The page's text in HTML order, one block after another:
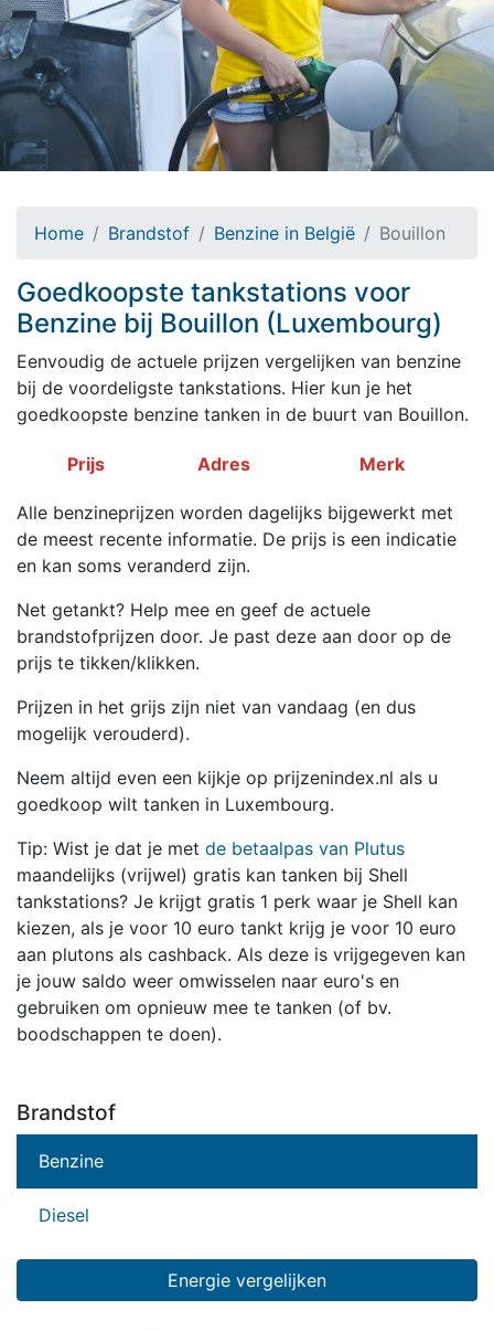
Home Brandstof Benzine in België Bouillon
Goedkoopste tankstations voor
Benzine bij Bouillon (Luxembourg)
Eenvoudig de actuele prijzen vergelijken van benzine
bij de voordeligste tankstations. Hier kun je het
goedkoopste benzine tanken in de buurt van Bouillon.
Prijs Adres Merk
Alle benzineprijzen worden dagelijks bijgewerkt met
de meest recente informatie. De prijs is een indicatie
en kan soms veranderd zijn.
Net getankt? Help mee en geef de actuele
brandstofprijzen door. Je past deze aan door op de
prijs te tikken/klikken.
Prijzen in het grijs zijn niet van vandaag (en dus
mogelijk verouderd).
Neem altijd even een kijkje op prijzenindex.nl als u
goedkoop wilt tanken in Luxembourg.
Tip: Wist je dat je met de betaalpas van Plutus
maandelijks (vrijwel) gratis kan tanken bij Shell
tankstations? Je krijgt gratis 1 perk waar je Shell kan
kiezen, als je voor 10 euro tankt krijg je voor 10 euro
aan plutons als cashback. Als deze is vrijgegeven kan
je jouw saldo weer omwisselen naar euro's en
gebruiken om opnieuw mee te tanken (of bv.
boodschappen te doen).
Brandstof
Benzine
Diesel
Energie vergelijken